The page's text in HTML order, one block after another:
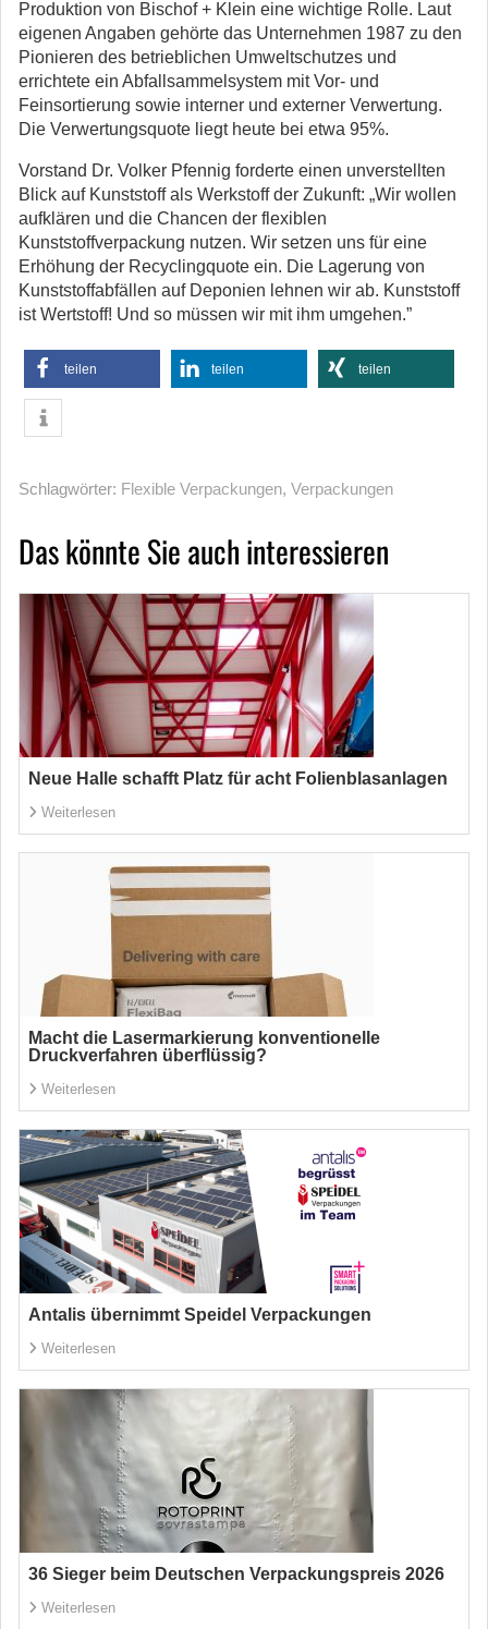
Produktion von Bischof + Klein eine wichtige Rolle. Laut
eigenen Angaben gehörte das Unternehmen 1987 zu den
Pionieren des betrieblichen Umweltschutzes und
errichtete ein Abfallsammelsystem mit Vor- und
Feinsortierung sowie interner und externer Verwertung.
Die Verwertungsquote liegt heute bei etwa 95%.
Vorstand Dr. Volker Pfennig forderte einen unverstellten
Blick auf Kunststoff als Werkstoff der Zukunft: „Wir wollen
aufklären und die Chancen der flexiblen
Kunststoffverpackung nutzen. Wir setzen uns für eine
Erhöhung der Recyclingquote ein. Die Lagerung von
Kunststoffabfällen auf Deponien lehnen wir ab. Kunststoff
ist Wertstoff! Und so müssen wir mit ihm umgehen.”
teilen teilen teilen
Schlagwörter: Flexible Verpackungen, Verpackungen
Das könnte Sie auch interessieren
Neue Halle schafft Platz für acht Folienblasanlagen
Weiterlesen
Macht die Lasermarkierung konventionelle
Druckverfahren überflüssig?
Weiterlesen
Antalis übernimmt Speidel Verpackungen
Weiterlesen
36 Sieger beim Deutschen Verpackungspreis 2026
Weiterlesen